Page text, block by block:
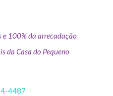
e 100% da arrecadação
da Casa do Pequeno
4487